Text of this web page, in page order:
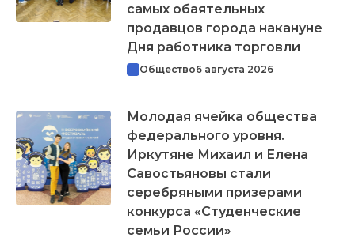
самых обаятельных
продавцов города накануне
Дня работника торговли
Общество6 августа 2026
Молодая ячейка общества
федерального уровня.
Иркутяне Михаил и Елена
Савостьяновы стали
серебряными призерами
конкурса «Студенческие
семьи России»